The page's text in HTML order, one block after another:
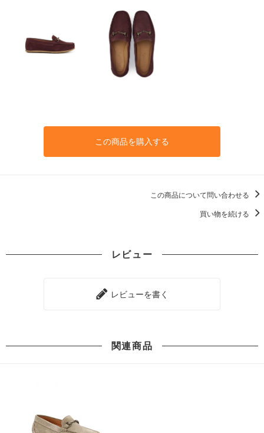
この商品を購入する
この商品について問い合わせる
買い物を続ける
レビュー
レビューを書く
関連商品